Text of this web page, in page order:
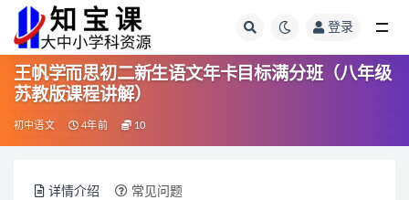
登录
王帆学而思初二新生语文年卡目标满分班（八年级
苏教版课程讲解）
初中语文 4年前 10
详情介绍 常见问题
全部